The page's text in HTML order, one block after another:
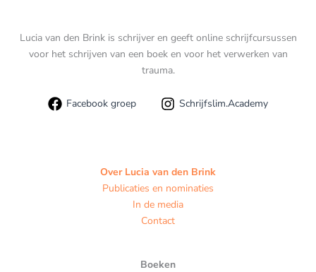
Lucia van den Brink is schrijver en geeft online schrijfcursussen
voor het schrijven van een boek en voor het verwerken van
trauma.
Facebook groep Schrijfslim.Academy
Over Lucia van den Brink
Publicaties en nominaties
In de media
Contact
Boeken